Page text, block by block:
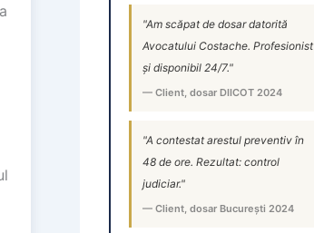
"Am scăpat de dosar datorită
Avocatului Costache. Profesionist
și disponibil 24/7."
— Client, dosar DIICOT 2024
"A contestat arestul preventiv în
48 de ore. Rezultat: control
judiciar."
— Client, dosar București 2024